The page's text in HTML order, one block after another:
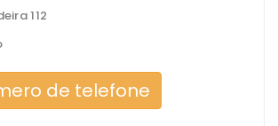
112
de telefone